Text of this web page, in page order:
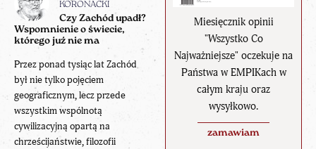
Miesięcznik opinii
"Wszystko Co
Najważniejsze" oczekuje na
Państwa w EMPIKach w
całym kraju oraz
wysyłkowo.
zamawiam
KORONACKI
Czy Zachód upadł?
Wspomnienie o świecie,
którego już nie ma
Przez ponad tysiąc lat Zachód
był nie tylko pojęciem
geograficznym, lecz przede
wszystkim wspólnotą
cywilizacyjną opartą na
chrześcijaństwie, filozofii